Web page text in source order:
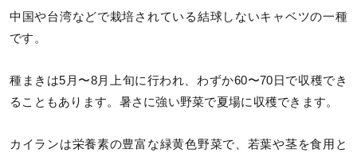
中国や台湾などで栽培されている結球しないキャベツの一種
です。
種まきは5月〜8月上旬に行われ、わずか60〜70日で収穫でき
ることもあります。暑さに強い野菜で夏場に収穫できます。
カイランは栄養素の豊富な緑黄色野菜で、若葉や茎を食用と